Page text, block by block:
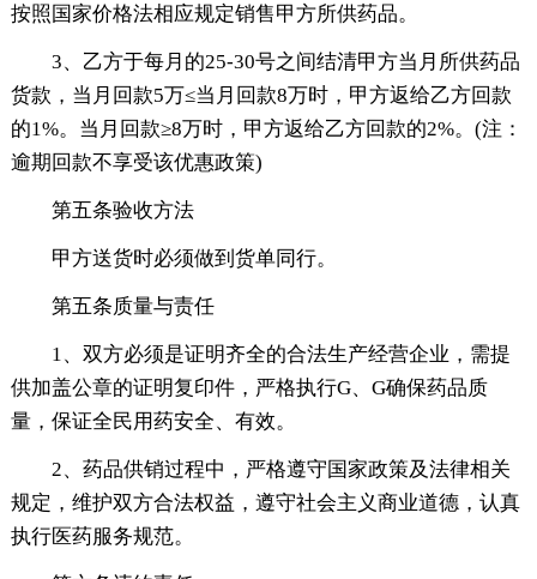
按照国家价格法相应规定销售甲方所供药品。
3、乙方于每月的25-30号之间结清甲方当月所供药品
货款，当月回款5万≤当月回款8万时，甲方返给乙方回款
的1%。当月回款≥8万时，甲方返给乙方回款的2%。(注：
逾期回款不享受该优惠政策)
第五条验收方法
甲方送货时必须做到货单同行。
第五条质量与责任
1、双方必须是证明齐全的合法生产经营企业，需提
供加盖公章的证明复印件，严格执行G、G确保药品质
量，保证全民用药安全、有效。
2、药品供销过程中，严格遵守国家政策及法律相关
规定，维护双方合法权益，遵守社会主义商业道德，认真
执行医药服务规范。